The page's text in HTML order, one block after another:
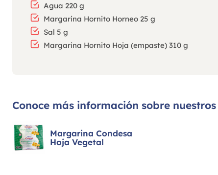
Agua 220 g
Margarina Hornito Horneo 25 g
Sal 5 g
Margarina Hornito Hoja (empaste) 310 g
Conoce más información sobre
Margarina Condesa
Hoja Vegetal